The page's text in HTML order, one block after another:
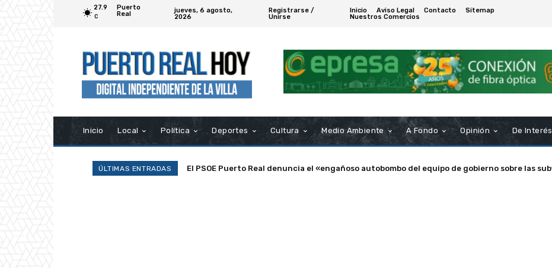
27.9
C
Puerto
Real
jueves, 6 agosto,
2026
Registrarse /
Unirse
Inicio Aviso Legal Contacto
Sitemap
Nuestros Comercios
Inicio Local Política Deportes Cultura Medio Ambiente A Fondo Opinión De Interés
ÚLTIMAS ENTRADAS La Asociación Rampa de Puerto Real nombra Socio de Honor a Manuel Rosendo Sánchez